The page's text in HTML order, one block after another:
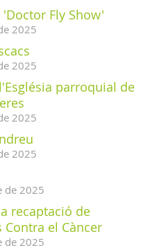
Fly Show'
2025
2025
parroquial de
2025
2025
de 2025
recaptació de
Contra el Càncer
de 2025